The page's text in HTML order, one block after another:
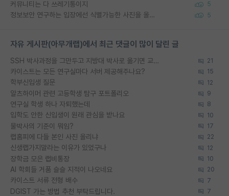
커뮤니티는 다 쓰레기통이지 5
정보보안 연구하는 입장에선 식별가능한 사진을 올리는건 비추이긴함 5
자유 게시판(아무개랩)에서 최근 댓글이 많이 달린 글
SSH 박사과정을 그만두고 지방대 박사로 옮기면 교수의 꿈은 끝일까요? 21
카이스트는 모든 연구실마다 서버 제공해주나요? 15
학부신입생 질문 12
알츠하이머 관련 고등학생 탐구 포트폴리오 9
연구실 학생 하나 자퇴했는데 8
입학도 안한 신입생이 원래 관심을 받나요 10
물박사의 기준이 뭐임? 17
랩홈피에 다들 본인 사진 올리냐 22
신생랩가지말라는 이유가 있었구나 12
장학금 모은 랩비통장 10
AI 학회들 거품 슬슬 지적이 나오네요 20
카이스트 서류 전형 배수 7
DGIST 가는 방법 추천 부탁드립니다. 7